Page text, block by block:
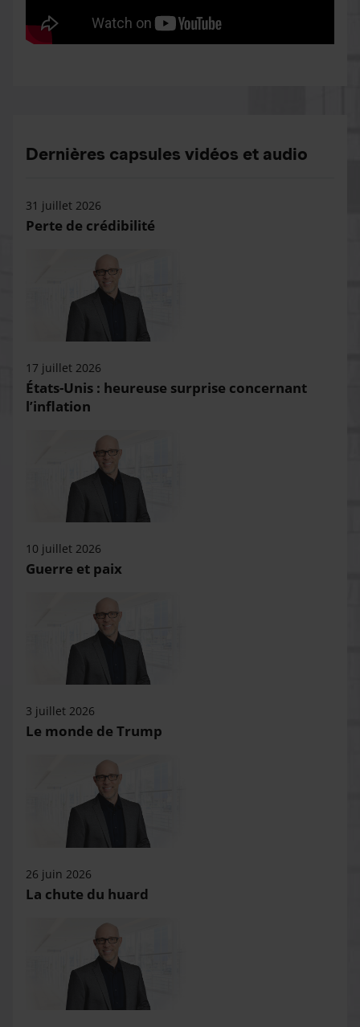
Dernières capsules vidéos et audio
31 juillet 2026
Perte de crédibilité
17 juillet 2026
États-Unis : heureuse surprise concernant
l’inflation
10 juillet 2026
Guerre et paix
3 juillet 2026
Le monde de Trump
26 juin 2026
La chute du huard